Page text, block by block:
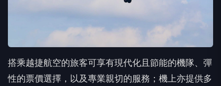
搭乘越捷航空的旅客可享有現代化且節能的機隊、彈
性的票價選擇，以及專業親切的服務；機上亦提供多